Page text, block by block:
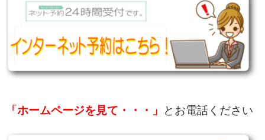
「ホームページを見て・・・」 とお電話ください